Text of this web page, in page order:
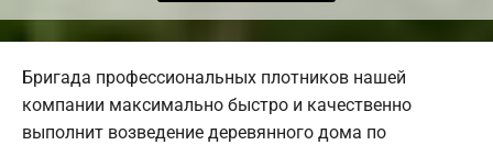
Бригада профессиональных плотников нашей
компании максимально быстро и качественно
выполнит возведение деревянного дома по